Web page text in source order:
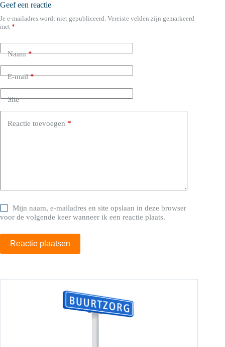
Geef een reactie
Je e-mailadres wordt niet gepubliceerd. Vereiste velden zijn gemarkeerd
met *
Naam*
E-mail*
Site
Reactie toevoegen *
Mijn naam, e-mailadres en site opslaan in deze browser
voor de volgende keer wanneer ik een reactie plaats.
Reactie plaatsen